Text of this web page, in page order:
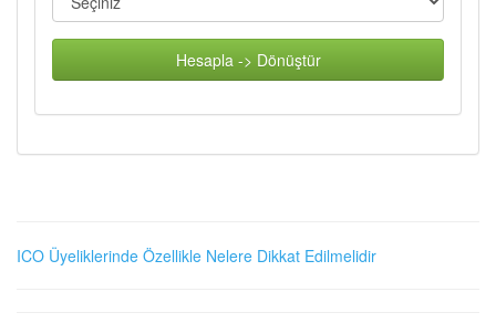
Hesapla -> Dönüştür
ICO Üyeliklerinde Özellikle Nelere Dikkat Edilmelidir